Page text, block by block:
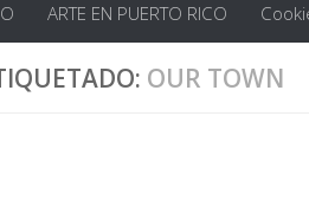
ARTE EN PUERTO RICO
OUR TOWN